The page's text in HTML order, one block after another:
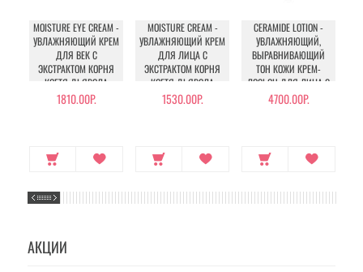
MOISTURE EYE CREAM -
УВЛАЖНЯЮЩИЙ КРЕМ
ДЛЯ ВЕК С
ЭКСТРАКТОМ КОРНЯ
КОГТЯ ДЬЯВОЛА
1810.00Р.
MOISTURE CREAM -
УВЛАЖНЯЮЩИЙ КРЕМ
ДЛЯ ЛИЦА С
ЭКСТРАКТОМ КОРНЯ
КОГТЯ ДЬЯВОЛА
1530.00Р.
CERAMIDE LOTION -
УВЛАЖНЯЮЩИЙ,
ВЫРАВНИВАЮЩИЙ
ТОН КОЖИ КРЕМ-
ЛОСЬОН ДЛЯ ЛИЦА С
КЕРАМИДОМ И
4700.00Р.
АКЦИИ